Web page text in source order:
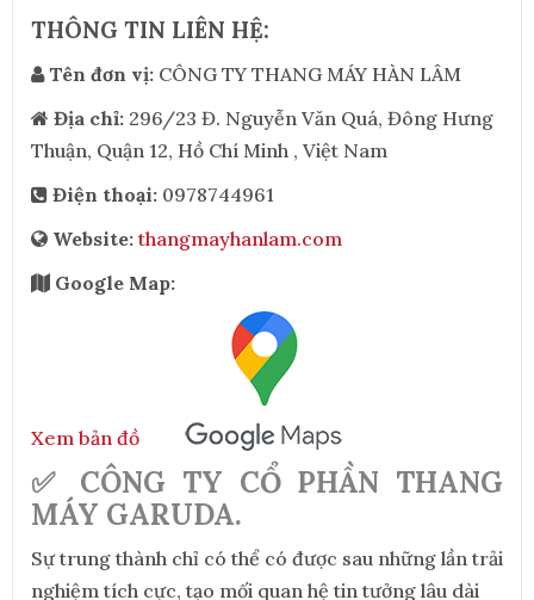
THÔNG TIN LIÊN HỆ:
Tên đơn vị: CÔNG TY THANG MÁY HÀN LÂM
Địa chỉ: 296/23 Đ. Nguyễn Văn Quá, Đông Hưng
Thuận, Quận 12, Hồ Chí Minh , Việt Nam
Điện thoại: 0978744961
Website:thangmayhanlam.com
Google Map:
Xem bản đồ
✅ CÔNG TY CỔ PHẦN THANG
MÁY GARUDA.
Sự trung thành chỉ có thể có được sau những lần trải
nghiệm tích cực, tạo mối quan hệ tin tưởng lâu dài